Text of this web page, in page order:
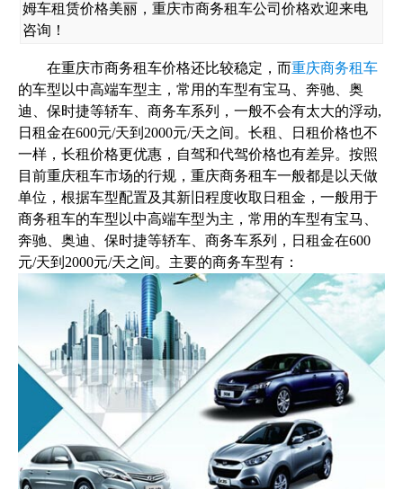
姆车租赁价格美丽，重庆市商务租车公司价格欢迎来电
咨询！
在重庆市商务租车价格还比较稳定，而重庆商务租车
的车型以中高端车型主，常用的车型有宝马、奔驰、奥
迪、保时捷等轿车、商务车系列，一般不会有太大的浮动,
日租金在600元/天到2000元/天之间。长租、日租价格也不
一样，长租价格更优惠，自驾和代驾价格也有差异。按照
目前重庆租车市场的行规，重庆商务租车一般都是以天做
单位，根据车型配置及其新旧程度收取日租金，一般用于
商务租车的车型以中高端车型为主，常用的车型有宝马、
奔驰、奥迪、保时捷等轿车、商务车系列，日租金在600
元/天到2000元/天之间。主要的商务车型有：